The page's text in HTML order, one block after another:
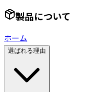
製品について
ホーム
選ばれる理由